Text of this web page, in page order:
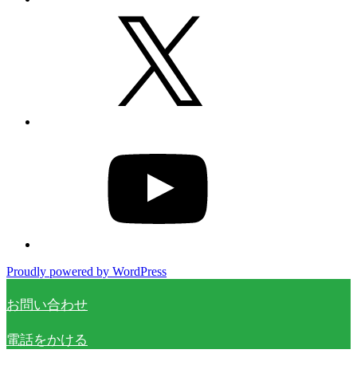
Proudly powered by WordPress
お問い合わせ
電話をかける